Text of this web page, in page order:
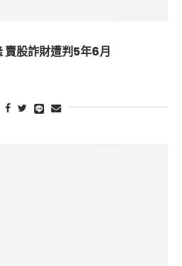
賣股詐財遭判5年6月